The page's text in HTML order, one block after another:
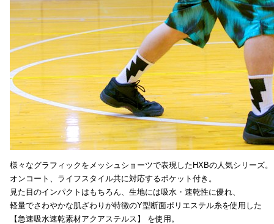
様々なグラフィックをメッシュショーツで表現したHXBの人気シリーズ。
オンコート、ライフスタイル共に対応するポケット付き。
見た目のインパクトはもちろん、生地には吸水・速乾性に優れ、
軽量でさわやかな肌ざわりが特徴のY型断面ポリエステル糸を使用した
【急速吸水速乾素材アクアステルス】 を使用。